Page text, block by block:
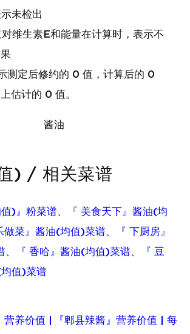
未检出
对维生素E和能量在计算时，表示不
测定后修约的 0 值，计算后的 0
估计的 0 值。
酱油
) / 相关菜谱
值)』粉菜谱、
『 美食天下』酱油(均
做菜』酱油(均值)菜谱、
『 下厨房』
、 『 香哈』酱油(均值)菜谱、
『 豆
值)菜谱
营养价值 |
『郫县辣酱』营养价值 | 每